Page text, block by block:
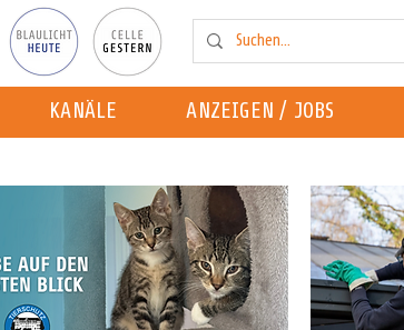
KANÄLE ANZEIGEN / JOBS